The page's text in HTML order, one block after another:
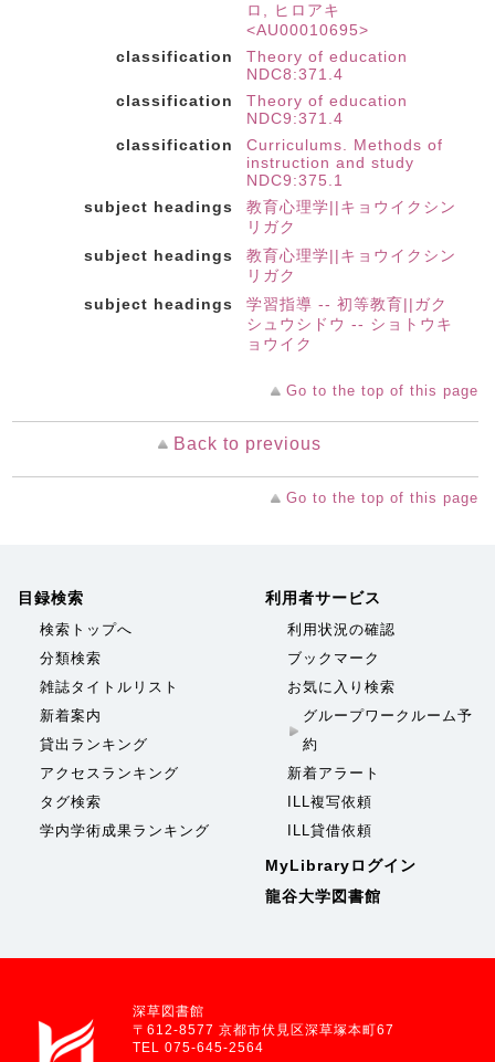
ロ, ヒロアキ
<AU00010695>
classification
Theory of education
NDC8:371.4
classification
Theory of education
NDC9:371.4
classification
Curriculums. Methods of
instruction and study
NDC9:375.1
subject headings
教育心理学||キョウイクシン
リガク
subject headings
教育心理学||キョウイクシン
リガク
subject headings
学習指導 -- 初等教育||ガク
シュウシドウ -- ショトウキ
ョウイク
Go to the top of this page
Back to previous
Go to the top of this page
目録検索
検索トップへ
分類検索
雑誌タイトルリスト
新着案内
貸出ランキング
アクセスランキング
タグ検索
学内学術成果ランキング
利用者サービス
利用状況の確認
ブックマーク
お気に入り検索
グループワークルーム予
約
新着アラート
ILL複写依頼
ILL貸借依頼
MyLibraryログイン
龍谷大学図書館
深草図書館
〒612-8577 京都市伏見区深草塚本町67
TEL 075-645-2564